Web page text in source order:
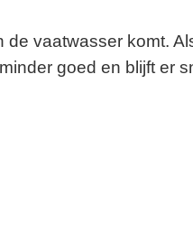
vaatwasser komt.
goed en blijft er